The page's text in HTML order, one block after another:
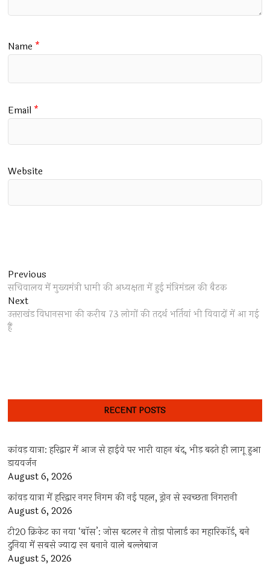
Name *
Email *
Website
Post
navigation
Previous
post:
सचिवालय में मुख्यमंत्री धामी की अध्यक्षता में हुई मंत्रिमंडल की बैठक
NextNext
post:
उत्तराखंड विधानसभा की करीब 73 लोगों की तदर्थ भर्तियां भी विवादों में आ गई
हैं
RECENT POSTS
कांवड़ यात्रा: हरिद्वार में आज से हाईवे पर भारी वाहन बंद, भीड़ बढ़ते ही लागू हुआ
डायवर्जन
August 6, 2026
कांवड़ यात्रा में हरिद्वार नगर निगम की नई पहल, ड्रोन से स्वच्छता निगरानी
August 6, 2026
टी20 क्रिकेट का नया ‘बॉस’: जोस बटलर ने तोड़ा पोलार्ड का महारिकॉर्ड, बने
दुनिया में सबसे ज्यादा रन बनाने वाले बल्लेबाज
August 5, 2026